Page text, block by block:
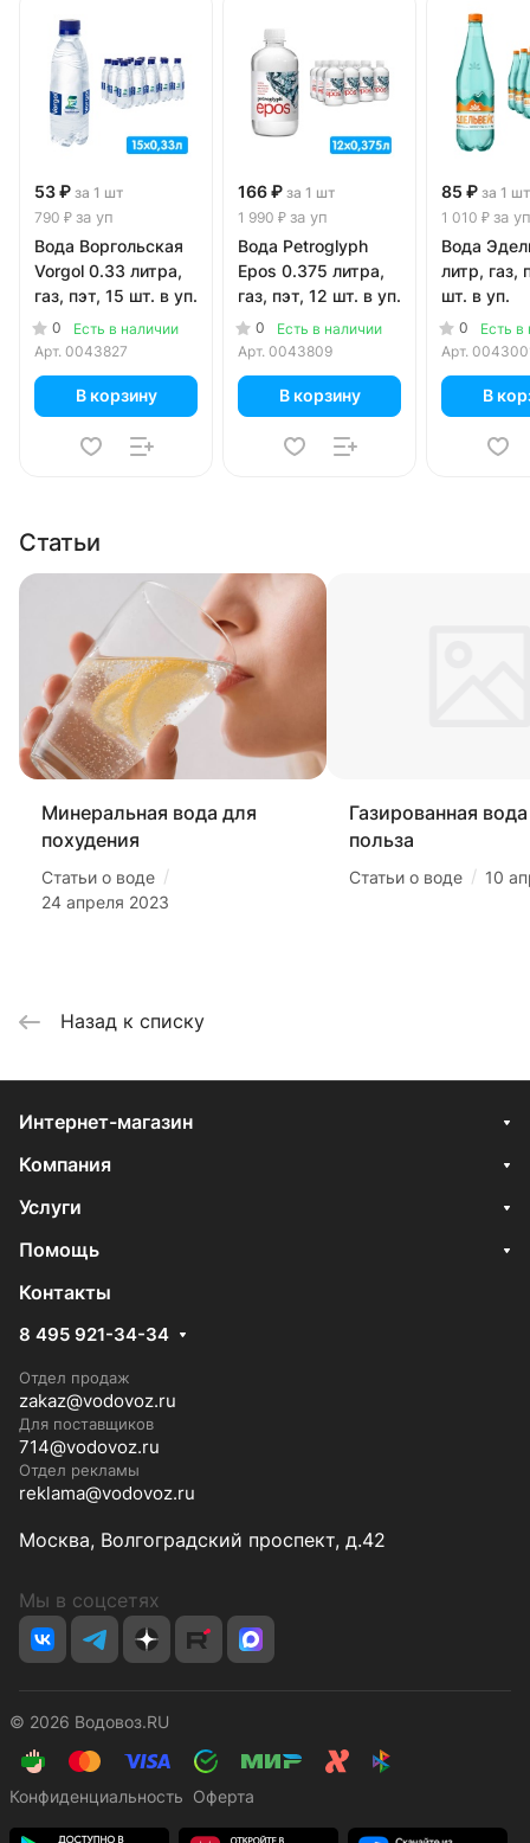
53 ₽ за 1 шт
790 ₽ за уп
Вода Воргольская
Vorgol 0.33 литра,
газ, пэт, 15 шт. в уп.
0
Есть в наличии
Арт. 0043827
В корзину
166 ₽ за 1 шт
1 990 ₽ за уп
Вода Petroglyph
Epos 0.375 литра,
газ, пэт, 12 шт. в уп.
0
Есть в наличии
Арт. 0043809
В корзину
85 ₽ за 1 шт
1 010 ₽ за уп
Вода
литр, газ,
шт. в уп.
0
Есть в
Арт.
В
Статьи
Минеральная вода для
похудения
Статьи о воде /
24 апреля 2023
Газированная
польза
Статьи о воде / 10
Назад к списку
Интернет-магазин
Компания
Услуги
Помощь
Контакты
8 495 921-34-34
Отдел продаж
zakaz@vodovoz.ru
Для поставщиков
714@vodovoz.ru
Отдел рекламы
reklama@vodovoz.ru
Москва, Волгоградский проспект, д.42
Мы в соцсетях
© 2026 Водовоз.RU
Конфиденциальность Оферта